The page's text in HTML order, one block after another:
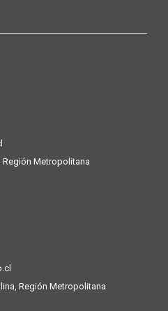
Región Metropolitana
Región Metropolitana